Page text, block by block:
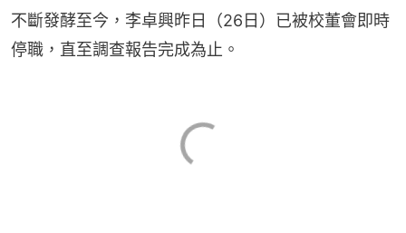
不斷發酵至今，李卓興昨日（26日）已被校董會即時
停職，直至調查報告完成為止。